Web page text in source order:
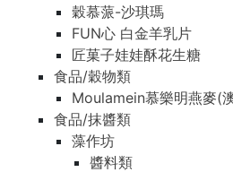
穀慕蒎-沙琪瑪
FUN心 白金羊乳片
匠菓子娃娃酥花生糖
食品/穀物類
Moulamein慕樂明燕麥(
食品/抹醬類
藻作坊
醬料類